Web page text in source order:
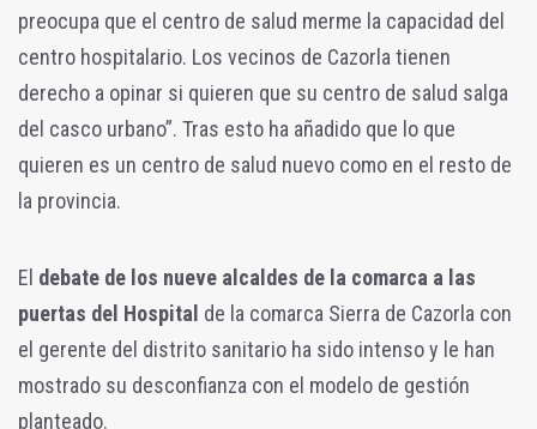
preocupa que el centro de salud merme la capacidad del
centro hospitalario. Los vecinos de Cazorla tienen
derecho a opinar si quieren que su centro de salud salga
del casco urbano”. Tras esto ha añadido que lo que
quieren es un centro de salud nuevo como en el resto de
la provincia.
El debate de los nueve alcaldes de la comarca a las
puertas del Hospital de la comarca Sierra de Cazorla con
el gerente del distrito sanitario ha sido intenso y le han
mostrado su desconfianza con el modelo de gestión
planteado.